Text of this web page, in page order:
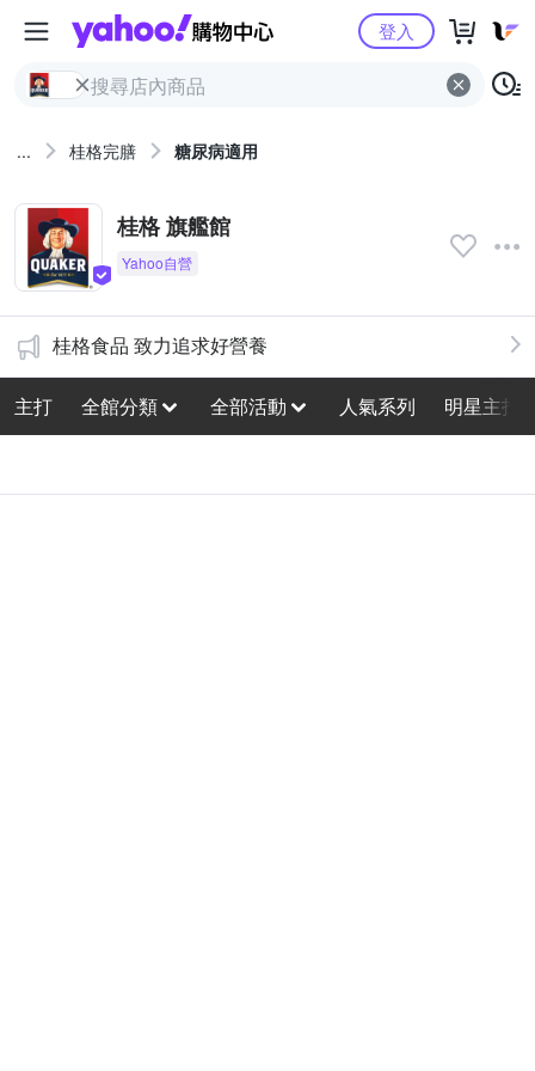
Yahoo購物中心
登入
... 桂格完膳 糖尿病適用
桂格 旗艦館
桂格食品 致力追求好營養
主打 全館分類 全部活動 人氣系列 明星主打